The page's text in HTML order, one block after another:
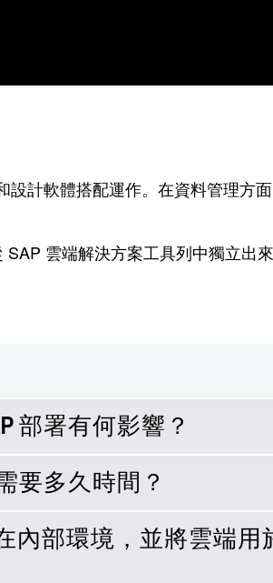
計軟體搭配運作。在資料管理方
雲端解決方案工具列中獨立出
部署有何影響？
SAP 部署的真正效益不僅僅來自
環境，以便加速專案、簡化作業、
要多久時間？
轉至雲端。例如，移轉 20 個 SAP
內部環境，並將雲端用